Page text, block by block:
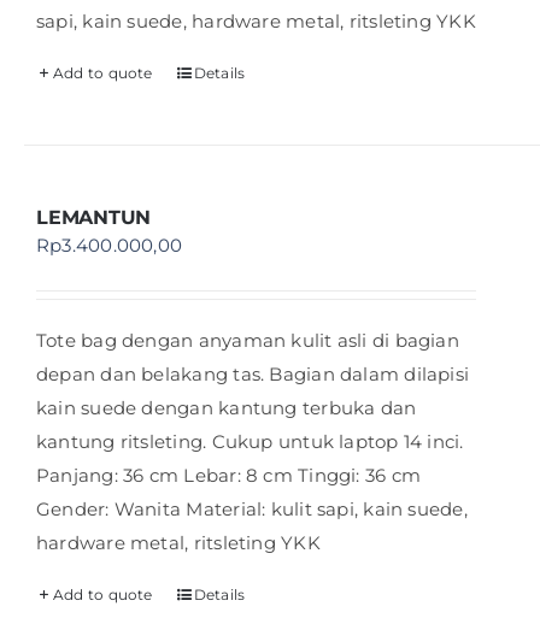
sapi, kain suede, hardware metal, ritsleting YKK
Add to quote Details
LEMANTUN
Rp3.400.000,00
Tote bag dengan anyaman kulit asli di bagian
depan dan belakang tas. Bagian dalam dilapisi
kain suede dengan kantung terbuka dan
kantung ritsleting. Cukup untuk laptop 14 inci.
Panjang: 36 cm Lebar: 8 cm Tinggi: 36 cm
Gender: Wanita Material: kulit sapi, kain suede,
hardware metal, ritsleting YKK
Add to quote Details